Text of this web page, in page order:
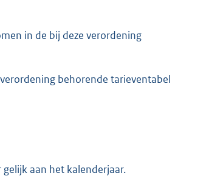
in de bij deze verordening
behorende tarieventabel
aan het kalenderjaar.